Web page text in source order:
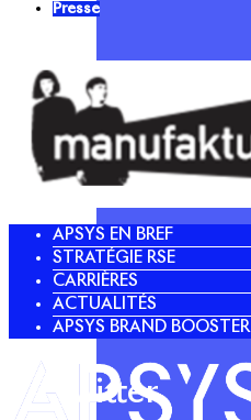
Presse
APSYS EN BREF
STRATÉGIE RSE
CARRIÈRES
ACTUALITÉS
APSYS BRAND BOOSTER
Twitter